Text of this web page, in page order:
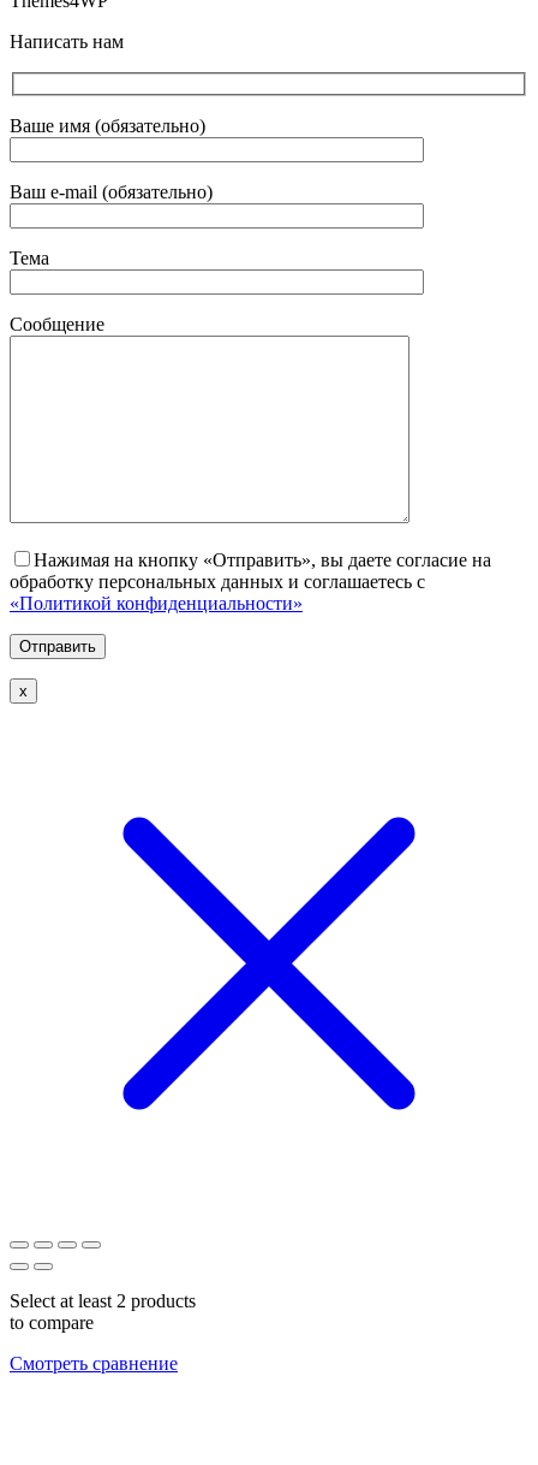
Написать нам
Ваше имя (обязательно)
Ваш e-mail (обязательно)
Тема
Сообщение
Нажимая на кнопку «Отправить», вы даете согласие на
обработку персональных данных и соглашаетесь с
«Политикой конфиденциальности»
х
Select at least 2 products
to compare
Смотреть сравнение